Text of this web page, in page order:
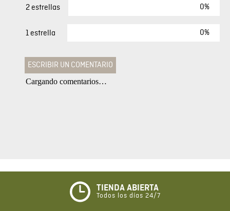
2 estrellas 0%
1 estrella 0%
ESCRIBIR UN COMENTARIO
Califique el producto de 1 a 5 estrellas
★☆ ☆
Su nombre
Cargando comentarios…
TIENDA ABIERTA
Todos los días 24/7